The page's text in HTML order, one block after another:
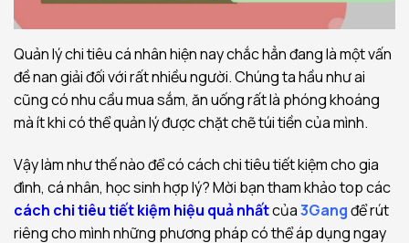
Quản lý chi tiêu cá nhân hiện nay chắc hẳn đang là một vấn
đề nan giải đối với rất nhiều người. Chúng ta hầu như ai
cũng có nhu cầu mua sắm, ăn uống rất là phóng khoáng
mà ít khi có thể quản lý được chặt chẽ túi tiền của mình.
Vậy làm như thế nào để có cách chi tiêu tiết kiệm cho gia
đình, cá nhân, học sinh hợp lý? Mời bạn tham khảo top các
cách chi tiêu tiết kiệm hiệu quả nhấtcủa3Gangđể rút
riêng cho mình những phương pháp có thể áp dụng ngay